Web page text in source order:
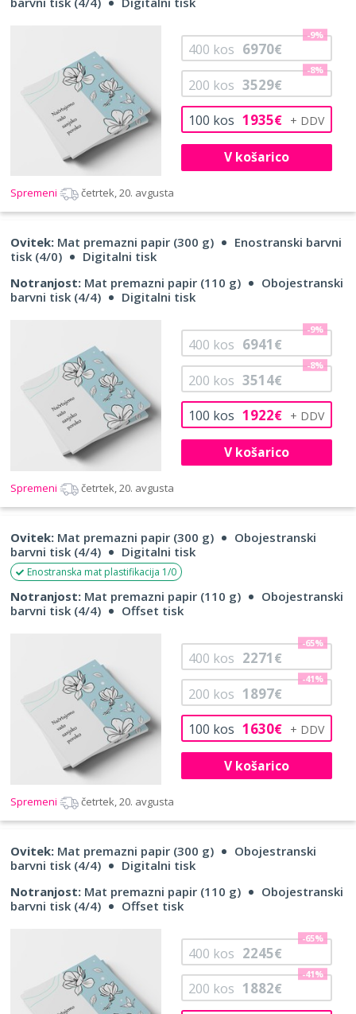
100 kos 1935€
200 kos 3529€
-8%
400 kos 6970€
-9%
V košarico
Spremeni četrtek, 20. avgusta
Ovitek: Mat premazni papir (300 g)
Enostranski barvni
tisk (4/0)
Digitalni tisk
Notranjost: Mat premazni papir (110 g)
Obojestranski
barvni tisk (4/4)
Digitalni tisk
100 kos 1922€
200 kos 3514€
-8%
400 kos 6941€
-9%
V košarico
Spremeni četrtek, 20. avgusta
Ovitek: Mat premazni papir (300 g)
Obojestranski
barvni tisk (4/4)
Digitalni tisk
Enostranska mat plastifikacija 1/0
Notranjost: Mat premazni papir (110 g)
Obojestranski
barvni tisk (4/4)
Offset tisk
100 kos 1630€
200 kos 1897€
-41%
400 kos 2271€
-65%
V košarico
Spremeni četrtek, 20. avgusta
Ovitek: Mat premazni papir (300 g)
Obojestranski
barvni tisk (4/4)
Digitalni tisk
Notranjost: Mat premazni papir (110 g)
Obojestranski
barvni tisk (4/4)
Offset tisk
200 kos 1882€
-41%
400 kos 2245€
-65%